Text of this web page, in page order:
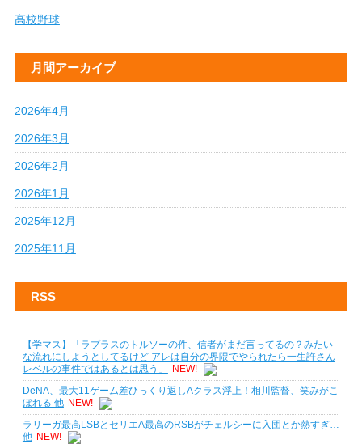
高校野球
月間アーカイブ
2026年4月
2026年3月
2026年2月
2026年1月
2025年12月
2025年11月
RSS
【学マス】「ラプラスのトルソーの件、信者がまだ言ってるの？みたい
な流れにしようとしてるけど アレは自分の界隈でやられたら一生許さん
レベルの事件ではあるとは思う」
NEW!
DeNA、最大11ゲーム差ひっくり返しAクラス浮上！相川監督、笑みがこ
ぼれる 他 NEW!
ラリーガ最高LSBとセリエA最高のRSBがチェルシーに入団とか熱すぎ…
他 NEW!